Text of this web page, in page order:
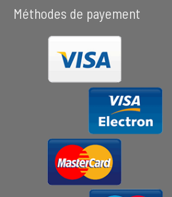
Méthodes de payement